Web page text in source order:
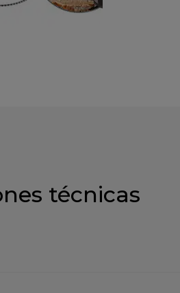
técnicas